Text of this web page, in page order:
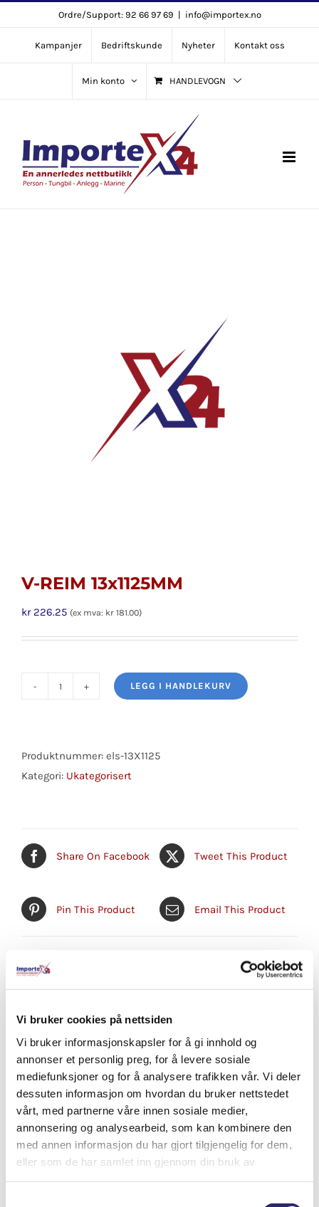
Vi bruker cookies på nettsiden
Vi bruker informasjonskapsler for å gi innhold og
annonser et personlig preg, for å levere sosiale
mediefunksjoner og for å analysere trafikken vår. Vi deler
dessuten informasjon om hvordan du bruker nettstedet
vårt, med partnerne våre innen sosiale medier,
annonsering og analysearbeid, som kan kombinere den
med annen informasjon du har gjort tilgjengelig for dem,
eller som de har samlet inn gjennom din bruk av
content
Ordre/Support: 92 66 97 69 | info@importex.no
Kampanjer Bedriftskunde Nyheter Kontakt oss
Min konto HANDLEVOGN
V-REIM 13x1125MM
kr226.25 (ex mva: kr 181.00)
antall
LEGG I HANDLEKURV
Produktnummer: els-13X1125
Kategori: Ukategorisert
Share On Facebook Tweet This Product
Pin This Product Email This Product
Relaterte produkter